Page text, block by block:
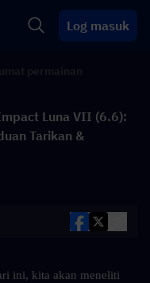
Log masuk
Luna VII (6.6):
Tarikan &
ini, kita akan meneliti